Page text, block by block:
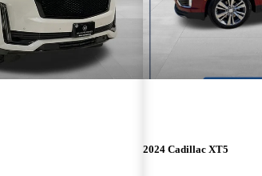
2024 Cadillac XT5